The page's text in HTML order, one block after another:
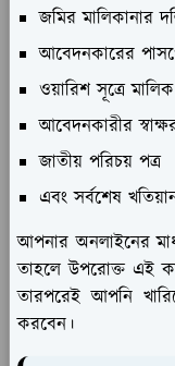
জমির মালিকানার
আবেদনকারের
ওয়ারিশ সূত্রে
আবেদনকারীর
জাতীয় পরিচয় পত্র
এবং সর্বশেষ
আপনার অনলাইনের
তাহলে উপরোক্ত এই
তারপরেই আপনি
করবেন।